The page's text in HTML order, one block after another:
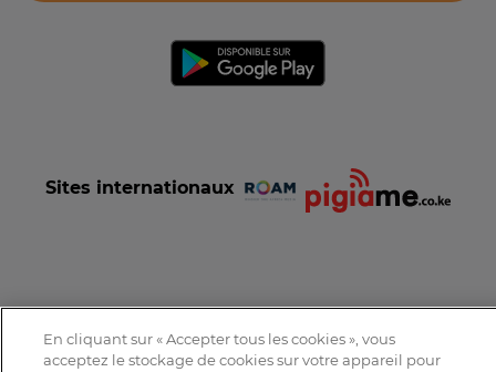
Sites internationaux
Tous droits réservés © 2016-2026 Expat-Dakar
En cliquant sur « Accepter tous les cookies », vous
acceptez le stockage de cookies sur votre appareil pour